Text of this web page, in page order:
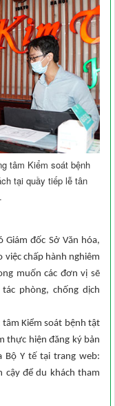
tâm Kiểm soát bệnh
tại quầy tiếp lễ tân
Giám đốc Sở Văn hóa,
việc chấp hành nghiêm
muốn các đơn vị sẽ
phòng, chống dịch
tâm Kiểm soát bệnh tật
thực hiện đăng ký bản
Bộ Y tế tại trang web:
cậy để du khách tham